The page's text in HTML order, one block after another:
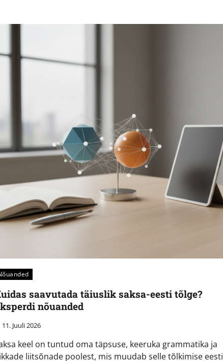
saavutada täiuslik saksa-eesti tõlge?
nõuanded
11. Juuli 2026
keel on tuntud oma täpsuse, keeruka grammatika ja
liitsõnade poolest, mis muudab selle tõlkimise eesti